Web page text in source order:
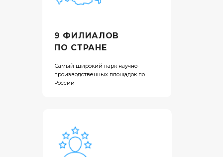
9 ФИЛИАЛОВ
ПО СТРАНЕ
Самый широкий парк научно-
производственных площадок по
России